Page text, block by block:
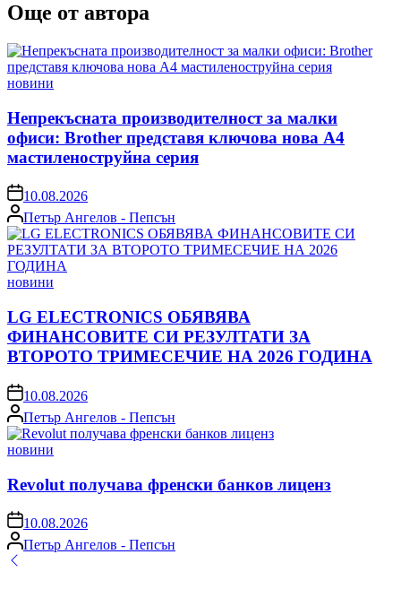
Още от автора
Posted
новини
Непрекъсната производителност за малки
офиси: Brother представя ключова нова A4
мастиленоструйна серия
on 10.08.2026
Posted
by
Петър Ангелов - Пепсън
Posted
новини
LG ELECTRONICS ОБЯВЯВА
ФИНАНСОВИТЕ СИ РЕЗУЛТАТИ ЗА
ВТОРОТО ТРИМЕСЕЧИЕ НА 2026 ГОДИНА
on 10.08.2026
Posted
by
Петър Ангелов - Пепсън
Posted
новини
Revolut получава френски банков лиценз
on 10.08.2026
Posted
by
Петър Ангелов - Пепсън